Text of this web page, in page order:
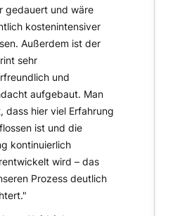
gedauert und wäre
kostenintensiver
Außerdem ist der
sehr
und
aufgebaut. Man
dass hier viel Erfahrung
ist und die
kontinuierlich
wird – das
Prozess deutlich